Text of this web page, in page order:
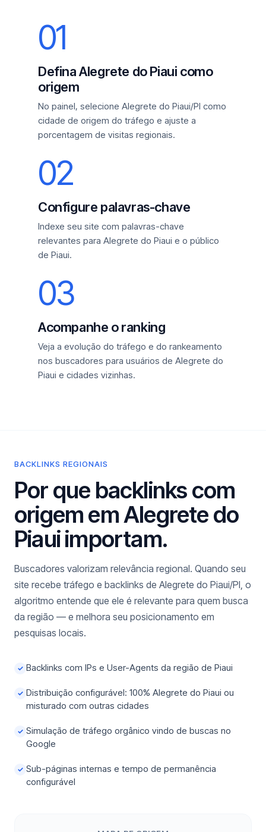
01
Defina Alegrete do Piaui como
origem
No painel, selecione Alegrete do Piaui/PI como
cidade de origem do tráfego e ajuste a
porcentagem de visitas regionais.
02
Configure palavras-chave
Indexe seu site com palavras-chave
relevantes para Alegrete do Piaui e o público
de Piaui.
03
Acompanhe o ranking
Veja a evolução do tráfego e do rankeamento
nos buscadores para usuários de Alegrete do
Piaui e cidades vizinhas.
BACKLINKS REGIONAIS
Por que backlinks com
origem em Alegrete do
Piaui importam.
Buscadores valorizam relevância regional. Quando seu
site recebe tráfego e backlinks de Alegrete do Piaui/PI, o
algoritmo entende que ele é relevante para quem busca
da região — e melhora seu posicionamento em
pesquisas locais.
✓ Backlinks com IPs e User-Agents da região de Piaui
✓ Distribuição configurável: 100% Alegrete do Piaui ou
misturado com outras cidades
✓ Simulação de tráfego orgânico vindo de buscas no
Google
✓ Sub-páginas internas e tempo de permanência
configurável